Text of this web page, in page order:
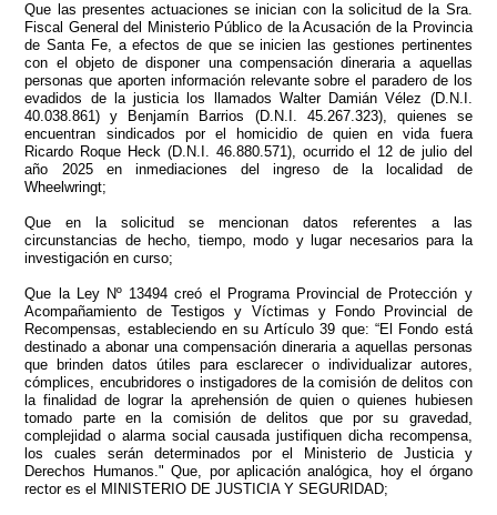
Que las presentes actuaciones se inician con la solicitud de la Sra.
Fiscal General del Ministerio Público de la Acusación de la Provincia
de Santa Fe, a efectos de que se inicien las gestiones pertinentes
con el objeto de disponer una compensación dineraria a aquellas
personas que aporten información relevante sobre el paradero de los
evadidos de la justicia los llamados Walter Damián Vélez (D.N.I.
40.038.861) y Benjamín Barrios (D.N.I. 45.267.323), quienes se
encuentran sindicados por el homicidio de quien en vida fuera
Ricardo Roque Heck (D.N.I. 46.880.571), ocurrido el 12 de julio del
año 2025 en inmediaciones del ingreso de la localidad de
Wheelwringt;
Que en la solicitud se mencionan datos referentes a las
circunstancias de hecho, tiempo, modo y lugar necesarios para la
investigación en curso;
Que la Ley Nº 13494 creó el Programa Provincial de Protección y
Acompañamiento de Testigos y Víctimas y Fondo Provincial de
Recompensas, estableciendo en su Artículo 39 que: “El Fondo está
destinado a abonar una compensación dineraria a aquellas personas
que brinden datos útiles para esclarecer o individualizar autores,
cómplices, encubridores o instigadores de la comisión de delitos con
la finalidad de lograr la aprehensión de quien o quienes hubiesen
tomado parte en la comisión de delitos que por su gravedad,
complejidad o alarma social causada justifiquen dicha recompensa,
los cuales serán determinados por el Ministerio de Justicia y
Derechos Humanos." Que, por aplicación analógica, hoy el órgano
rector es el MINISTERIO DE JUSTICIA Y SEGURIDAD;